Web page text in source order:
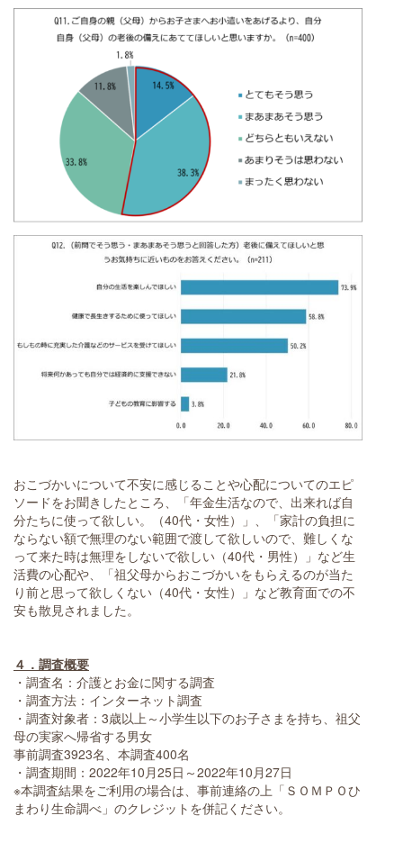
おこづかいについて不安に感じることや心配についてのエピ
ソードをお聞きしたところ、「年金生活なので、出来れば自
分たちに使って欲しい。（40代・女性）」、「家計の負担に
ならない額で無理のない範囲で渡して欲しいので、難しくな
って来た時は無理をしないで欲しい（40代・男性）」など生
活費の心配や、「祖父母からおこづかいをもらえるのが当た
り前と思って欲しくない（40代・女性）」など教育面での不
安も散見されました。
４．調査概要
・調査名：介護とお金に関する調査
・調査方法：インターネット調査
・調査対象者：3歳以上～小学生以下のお子さまを持ち、祖父
母の実家へ帰省する男女
事前調査3923名、本調査400名
・調査期間：2022年10月25日～2022年10月27日
※本調査結果をご利用の場合は、事前連絡の上「ＳＯＭＰＯひ
まわり生命調べ」のクレジットを併記ください。